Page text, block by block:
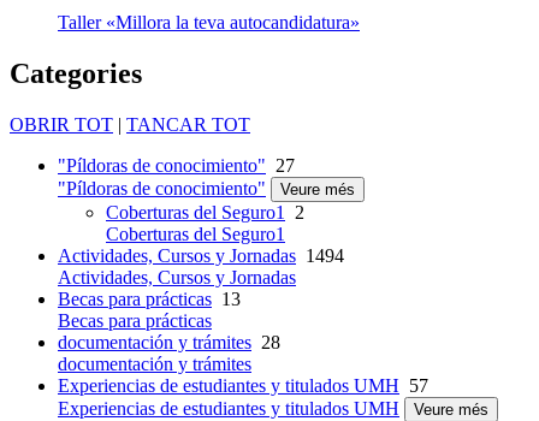
Taller «Millora la teva autocandidatura»
Categories
OBRIR TOT | TANCAR TOT
"Píldoras de conocimiento" 27
"Píldoras de conocimiento"
Veure més
Coberturas del Seguro1
2
Coberturas del Seguro1
Actividades, Cursos y Jornadas 1494
Actividades, Cursos y Jornadas
Becas para prácticas 13
Becas para prácticas
documentación y trámites 28
documentación y trámites
Experiencias de estudiantes y titulados UMH 57
Experiencias de estudiantes y titulados UMH
Veure més